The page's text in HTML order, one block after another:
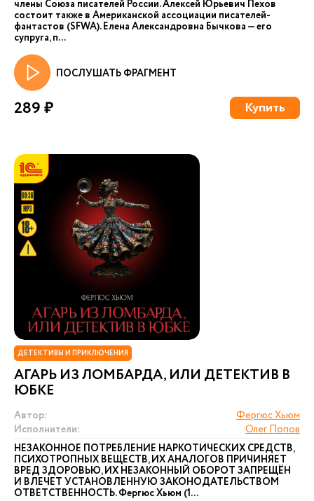
члены Союза писателей России. Алексей Юрьевич Пехов
состоит также в Американской ассоциации писателей-
фантастов (SFWA). Елена Александровна Бычкова — его
супруга, п...
ПОСЛУШАТЬ ФРАГМЕНТ
289 ₽ Купить
ДЕТЕКТИВЫ И ПРИКЛЮЧЕНИЯ
АГАРЬ ИЗ ЛОМБАРДА, ИЛИ ДЕТЕКТИВ В
ЮБКЕ
Автор:
Фергюс Хьюм
Исполнители:
Олег Попов
НЕЗАКОННОЕ ПОТРЕБЛЕНИЕ НАРКОТИЧЕСКИХ СРЕДСТВ,
ПСИХОТРОПНЫХ ВЕЩЕСТВ, ИХ АНАЛОГОВ ПРИЧИНЯЕТ
ВРЕД ЗДОРОВЬЮ, ИХ НЕЗАКОННЫЙ ОБОРОТ ЗАПРЕЩЁН
И ВЛЕЧЕТ УСТАНОВЛЕННУЮ ЗАКОНОДАТЕЛЬСТВОМ
ОТВЕТСТВЕННОСТЬ. Фергюс Хьюм (1...